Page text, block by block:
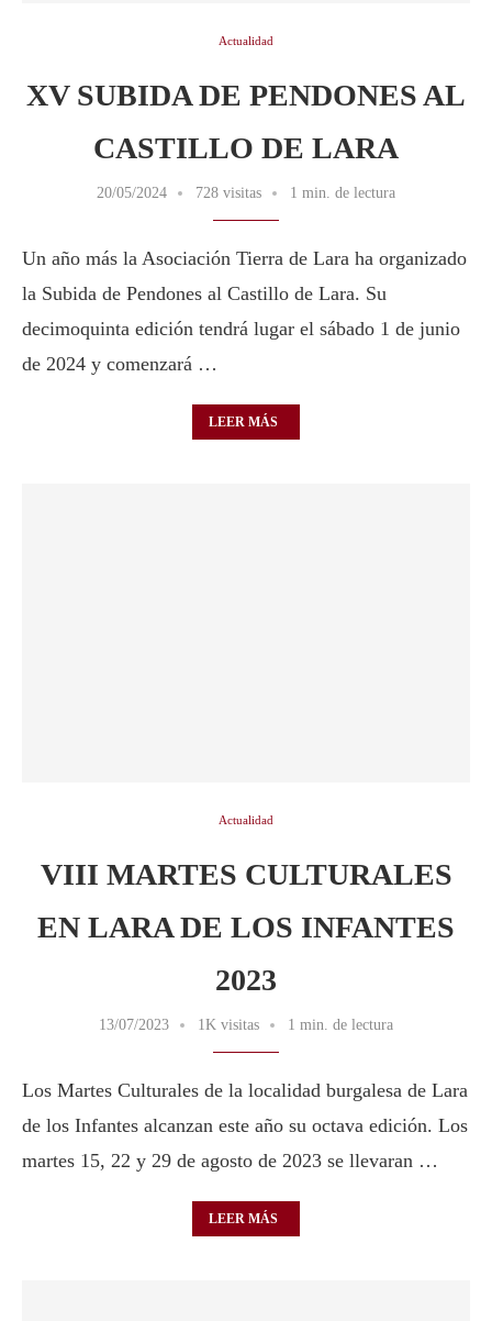
Actualidad
XV SUBIDA DE PENDONES AL
CASTILLO DE LARA
20/05/2024 728 visitas 1 min. de lectura
Un año más la Asociación Tierra de Lara ha organizado
la Subida de Pendones al Castillo de Lara. Su
decimoquinta edición tendrá lugar el sábado 1 de junio
de 2024 y comenzará …
LEER MÁS
Actualidad
VIII MARTES CULTURALES
EN LARA DE LOS INFANTES
2023
13/07/2023 1K visitas 1 min. de lectura
Los Martes Culturales de la localidad burgalesa de Lara
de los Infantes alcanzan este año su octava edición. Los
martes 15, 22 y 29 de agosto de 2023 se llevaran …
LEER MÁS